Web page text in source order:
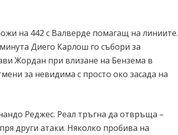
на 442 с Валверде помагащ на линиите.
Диего Карлош го събори за
Жордан при влизане на Бензема в
за невидима с просто око засада на
Реджес. Реал тръгна да отвръща –
други атаки. Няколко пробива на